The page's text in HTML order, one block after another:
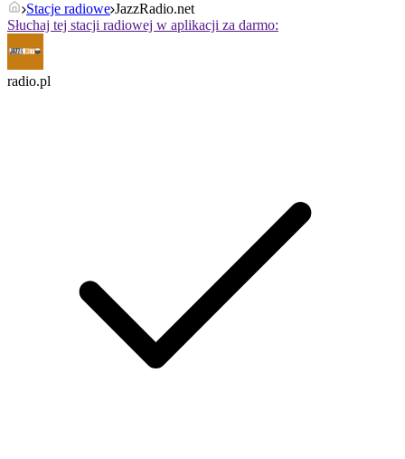
Stacje radiowe JazzRadio.net
Słuchaj tej stacji radiowej w aplikacji za darmo:
radio.pl